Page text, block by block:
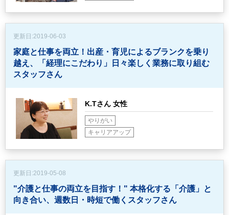
更新日:2019-06-03
家庭と仕事を両立！出産・育児によるブランクを乗り
越え、
「経理にこだわり」日々楽しく業務に取り組む
スタッフさん
K.Tさん 女性
やりがい
キャリアアップ
更新日:2019-05-08
"介護と仕事の両立を目指す！" 本格化する「介護」と
向き合い、週数日・時短で働くスタッフさん